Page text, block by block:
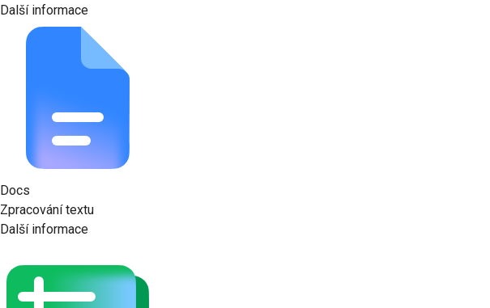
Další informace
Docs
Zpracování textu
Další informace